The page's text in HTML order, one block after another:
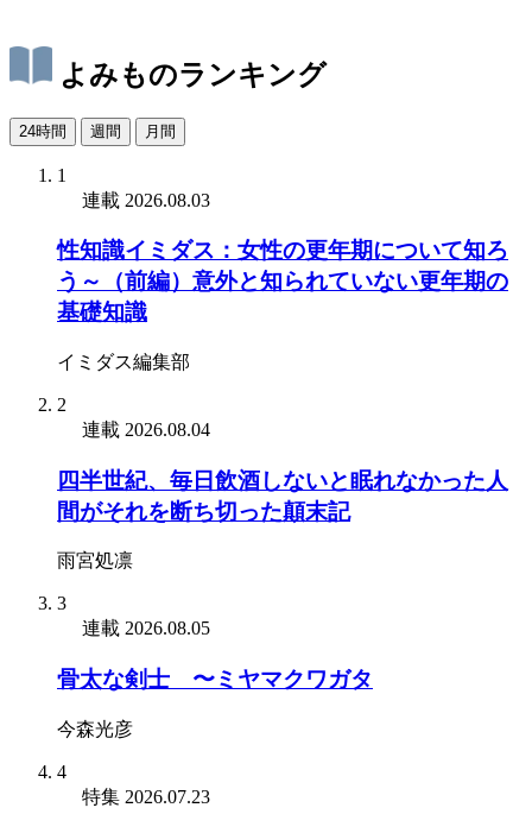
よみものランキング
24時間 週間 月間
1
連載 2026.08.03
性知識イミダス：女性の更年期について知ろ
う～（前編）意外と知られていない更年期の
基礎知識
イミダス編集部
2
連載 2026.08.04
四半世紀、毎日飲酒しないと眠れなかった人
間がそれを断ち切った顛末記
雨宮処凛
3
連載 2026.08.05
骨太な剣士 〜ミヤマクワガタ
今森光彦
4
特集 2026.07.23